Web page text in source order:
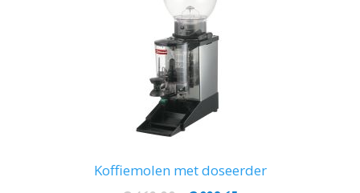
Koffiemolen met doseerder